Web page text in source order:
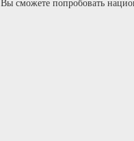
Вы сможете попробовать